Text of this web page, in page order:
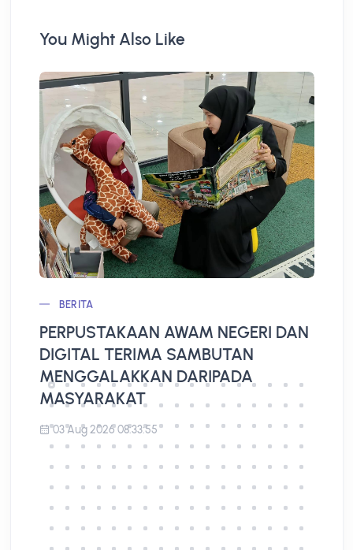
You Might Also Like
BERITA
PERPUSTAKAAN AWAM NEGERI DAN
DIGITAL TERIMA SAMBUTAN
MENGGALAKKAN DARIPADA
MASYARAKAT
03 Aug 2026 08:33:55